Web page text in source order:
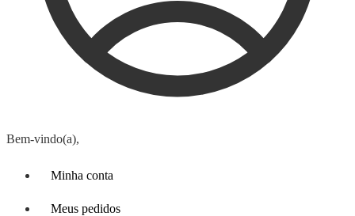
Bem-vindo(a),
Minha conta
Meus pedidos